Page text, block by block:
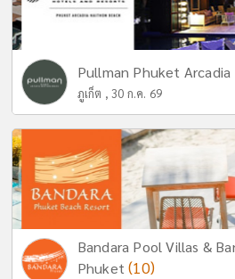
Pullman Phuket
ภูเก็ต , 30 ก.ค. 69
Bandara Pool Villas &
Phuket(10)